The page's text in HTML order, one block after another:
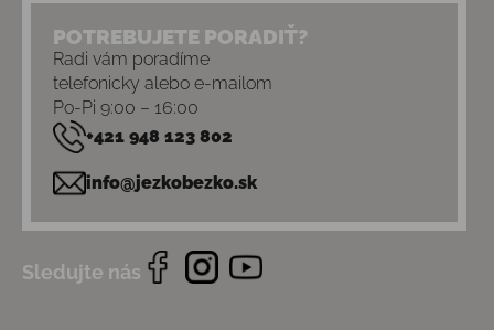
POTREBUJETE PORADIŤ?
Radi vám poradíme
telefonicky alebo e-mailom
Po-Pi 9:00 – 16:00
+421 948 123 802
info@jezkobezko.sk
Sledujte nás